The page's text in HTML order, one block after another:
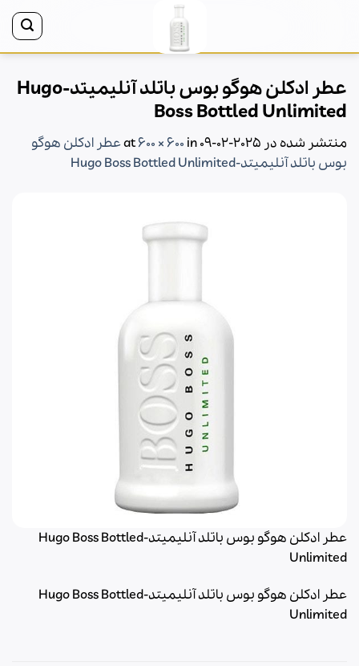
content
عطر ادکلن هوگو بوس باتلد آنلیمیتد-Hugo
Boss Bottled Unlimited
منتشر شده در 2025-02-09
600 × 600 in
عطر ادکلن هوگو
بوس باتلد آنلیمیتد-Hugo Boss Bottled Unlimited
عطر ادکلن هوگو بوس باتلد آنلیمیتد-Hugo Boss Bottled
Unlimited
عطر ادکلن هوگو بوس باتلد آنلیمیتد-Hugo Boss Bottled
Unlimited